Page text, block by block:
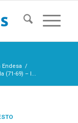
Endesa /
(71-69) – I...